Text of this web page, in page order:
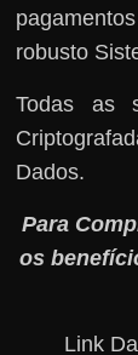
robusto
Todas as
Dados.
Para
os
Link